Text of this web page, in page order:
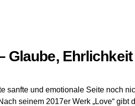
Glaube,
sanfte und emotionale Seite noch
seinem 2017er Werk „Love“ gibt